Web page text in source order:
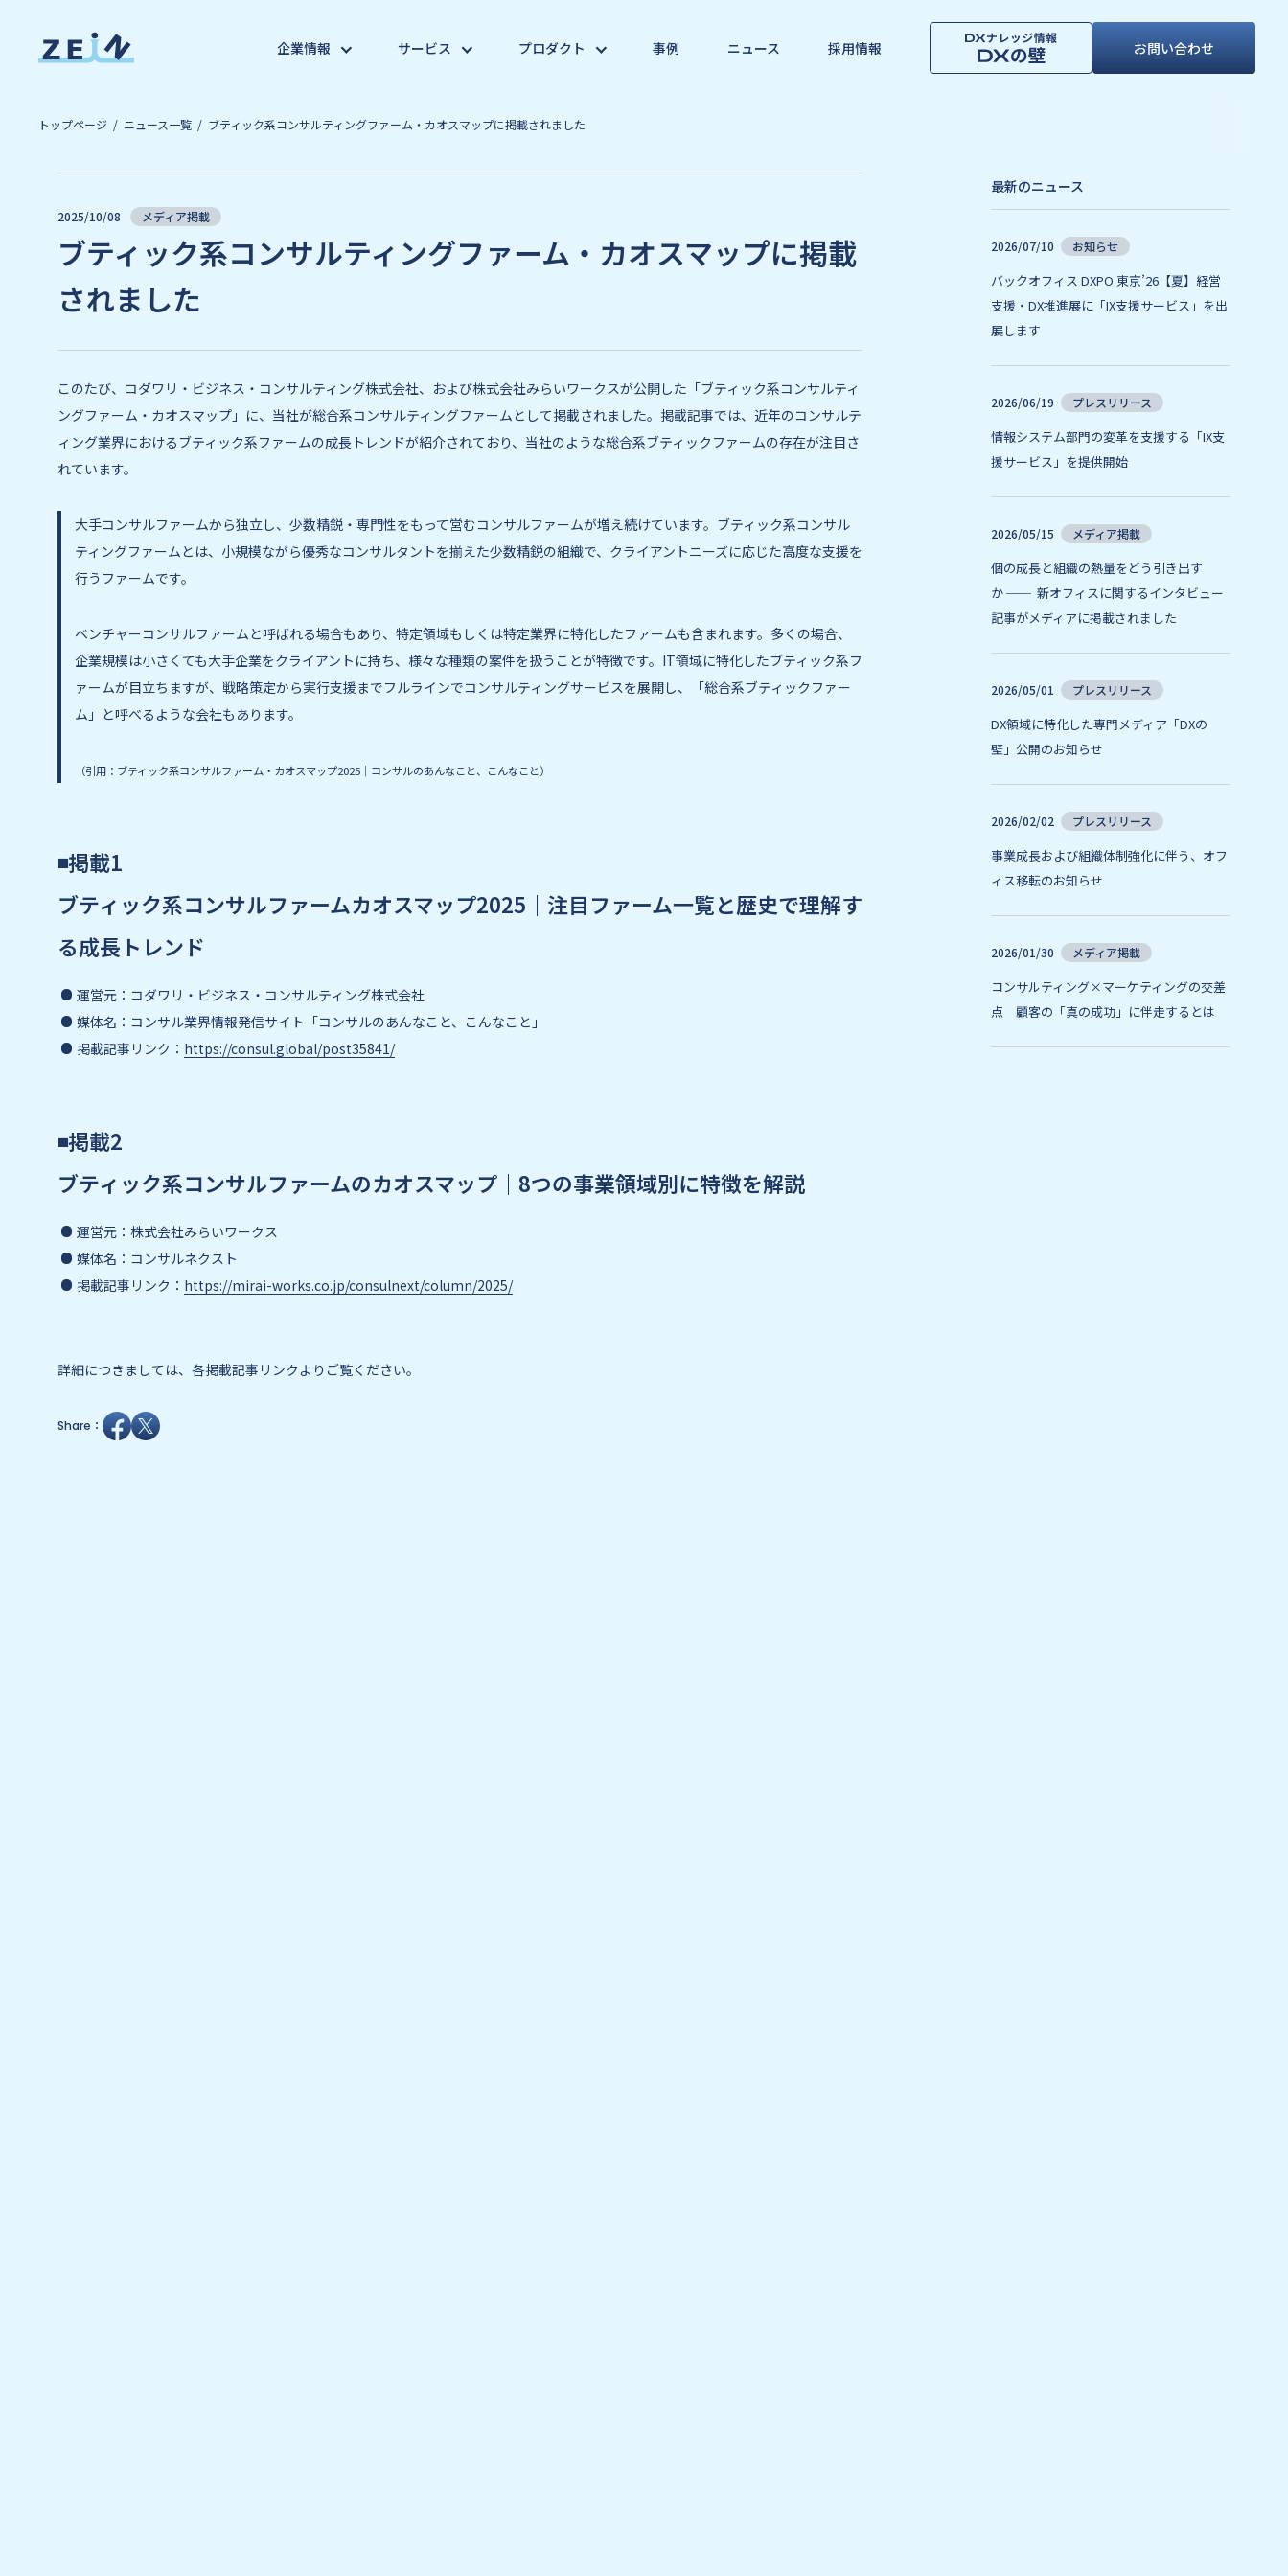
企業情報 サービス プロダクト 事例 ニュース 採用情報 お問い合わせ
トップページ ニュース一覧 ブティック系コンサルティングファーム・カオスマップに掲載されました
2025/10/08 メディア掲載
ブティック系コンサルティングファーム・カオスマップに掲載
されました
このたび、コダワリ・ビジネス・コンサルティング株式会社、および株式会社みらいワークスが公開した「ブティック系コンサルティ
ングファーム・カオスマップ」に、当社が総合系コンサルティングファームとして掲載されました。掲載記事では、近年のコンサルテ
ィング業界におけるブティック系ファームの成長トレンドが紹介されており、当社のような総合系ブティックファームの存在が注目さ
れています。
大手コンサルファームから独立し、少数精鋭・専門性をもって営むコンサルファームが増え続けています。ブティック系コンサル
ティングファームとは、小規模ながら優秀なコンサルタントを揃えた少数精鋭の組織で、クライアントニーズに応じた高度な支援を
行うファームです。
ベンチャーコンサルファームと呼ばれる場合もあり、特定領域もしくは特定業界に特化したファームも含まれます。多くの場合、
企業規模は小さくても大手企業をクライアントに持ち、様々な種類の案件を扱うことが特徴です。IT領域に特化したブティック系フ
ァームが目立ちますが、戦略策定から実行支援までフルラインでコンサルティングサービスを展開し、「総合系ブティックファー
ム」と呼べるような会社もあります。
（引用：ブティック系コンサルファーム・カオスマップ2025｜コンサルのあんなこと、こんなこと）
◾️掲載1
ブティック系コンサルファームカオスマップ2025｜注目ファーム一覧と歴史で理解す
る成長トレンド
運営元：コダワリ・ビジネス・コンサルティング株式会社
媒体名：コンサル業界情報発信サイト「コンサルのあんなこと、こんなこと」
掲載記事リンク： https://consul.global/post35841/
◾️掲載2
ブティック系コンサルファームのカオスマップ｜8つの事業領域別に特徴を解説
運営元：株式会社みらいワークス
媒体名：コンサルネクスト
掲載記事リンク： https://mirai-works.co.jp/consulnext/column/2025/
詳細につきましては、各掲載記事リンクよりご覧ください。
Share：
最新のニュース
2026/07/10 お知らせ
バックオフィス DXPO 東京’26【夏】経営
支援・DX推進展に「IX支援サービス」を出
展します
2026/06/19 プレスリリース
情報システム部門の変革を支援する「IX支
援サービス」を提供開始
2026/05/15 メディア掲載
個の成長と組織の熱量をどう引き出す
か ── 新オフィスに関するインタビュー
記事がメディアに掲載されました
2026/05/01 プレスリリース
DX領域に特化した専門メディア「DXの
壁」公開のお知らせ
2026/02/02 プレスリリース
事業成長および組織体制強化に伴う、オフ
ィス移転のお知らせ
2026/01/30 メディア掲載
コンサルティング×マーケティングの交差
点 顧客の「真の成功」に伴走するとは